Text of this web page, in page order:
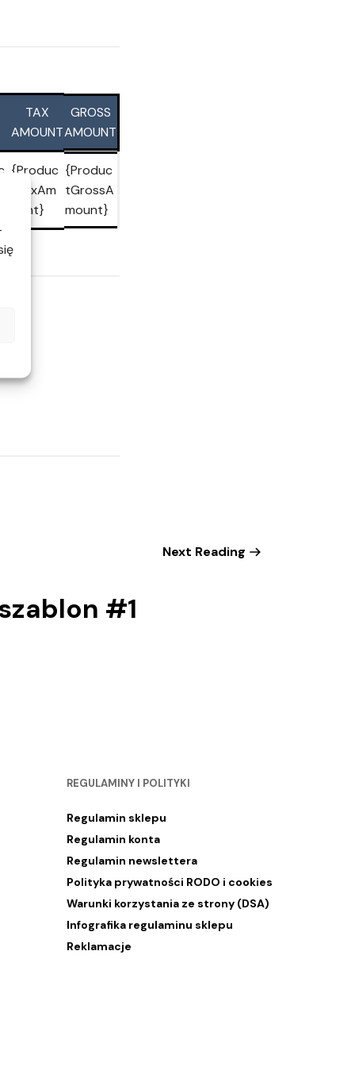
TAX
AMOUNT
GROSS
AMOUNT
{Produc
tTaxAm
ount}
{Produc
tGrossA
mount}
Next Reading
#1
REGULAMINY I POLITYKI
Regulamin sklepu
Regulamin konta
Regulamin newslettera
Polityka prywatności RODO i cookies
Warunki korzystania ze strony (DSA)
Infografika regulaminu sklepu
Reklamacje